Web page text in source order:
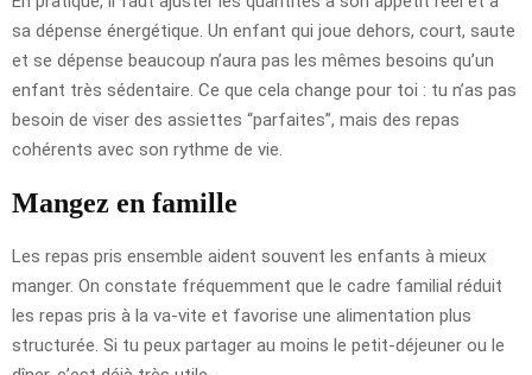
sa dépense énergétique. Un enfant qui joue dehors, court, saute
et se dépense beaucoup n’aura pas les mêmes besoins qu’un
enfant très sédentaire. Ce que cela change pour toi : tu n’as pas
besoin de viser des assiettes “parfaites”, mais des repas
cohérents avec son rythme de vie.
Mangez en famille
Les repas pris ensemble aident souvent les enfants à mieux
manger. On constate fréquemment que le cadre familial réduit
les repas pris à la va-vite et favorise une alimentation plus
structurée. Si tu peux partager au moins le petit-déjeuner ou le